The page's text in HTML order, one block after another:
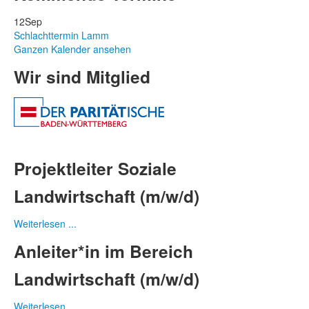
12Sep
Schlachttermin Lamm
Ganzen Kalender ansehen
Wir sind Mitglied
Projektleiter Soziale
Landwirtschaft (m/w/d)
Weiterlesen ...
Anleiter*in im Bereich
Landwirtschaft (m/w/d)
Weiterlesen ...